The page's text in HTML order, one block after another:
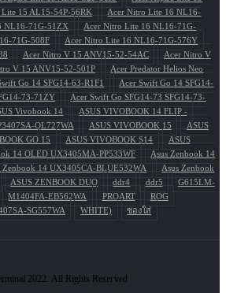
Lite 15 AL15-54P-56RK
Acer Nitro Lite 16 NL16-
NL16-71G-51ZX
Acer Nitro Lite 16 NL16-71G-
71G-508F
Acer Nitro Lite 16 NL16-71G-576Y
Acer Nitro V 15 ANV15-52-54AC
Acer Nitro V
V 15 ANV15-52-501P
Acer Predator Helios Neo
Go 14 SFG14-63-R1F1
Acer Swift Go 14 SFG14-
73-71ZY
Acer Swift Go SFG14-73 SFG14-73-
Vivobook 14
ASUS VIVOBOOK 14 FLIP -
QL727WA
ASUS VIVOBOOK 15
ASUS
GO 15 ASUS VIVOBOOK S14
ASUS
14 OLED UX3405MA-PP533WF
Asus Zenbook 14
Zenbook 14 UX3405CA-BLUE532WA
Asus Zenbook
ASUS ZENBOOK DUO ddr4 ddr5
G615LM-
M1404FA-EB562WA PROART
ROG
SG557WA WHITE) ซองใส่
2022. All Rights Reserved